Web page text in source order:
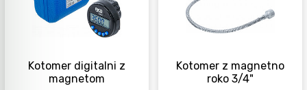
Kotomer digitalni z
magnetom
Kotomer z magnetno
roko 3/4"
Neiskreče orodje